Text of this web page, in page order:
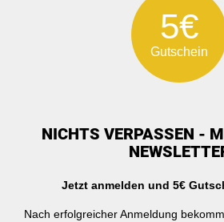
5€
Gutschein
NICHTS VERPASSEN -
Jetzt anmelden und 5€
Nach erfolgreicher Anmeldung